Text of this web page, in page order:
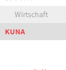
Wirtschaft
KUNA